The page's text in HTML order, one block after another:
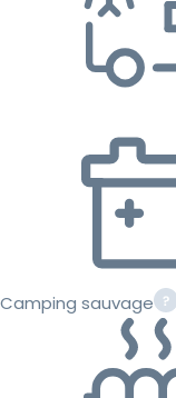
Camping sauvage